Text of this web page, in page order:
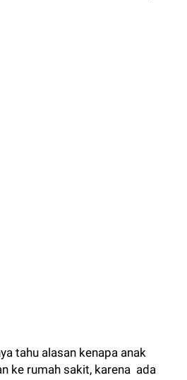
tahu alasan kenapa anak
ke rumah sakit, karena ada